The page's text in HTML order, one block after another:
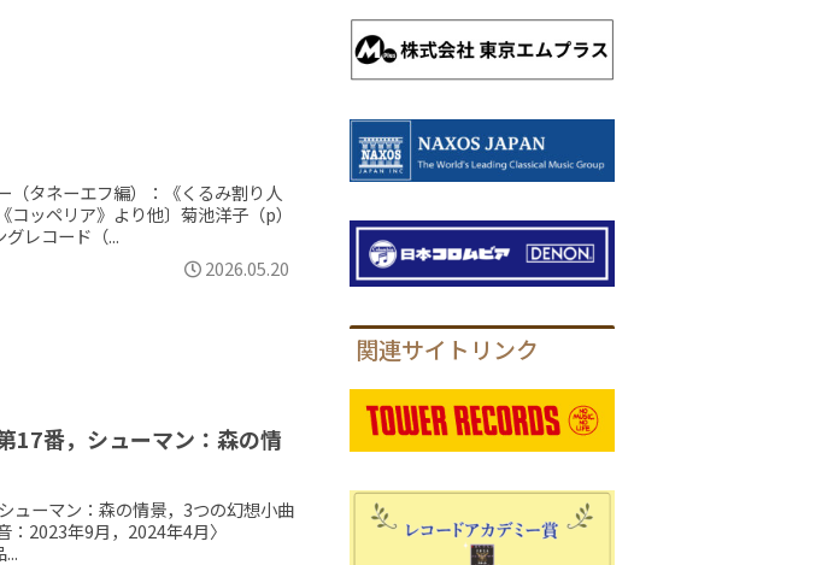
（タネーエフ編）：《くるみ割り人
ッペリア》より他〕菊池洋子（p）
レコード（...
2026.05.20
17番，シューマン：森の情
ューマン：森の情景，3つの幻想小曲
2023年9月，2024年4月〉
関連サイトリンク